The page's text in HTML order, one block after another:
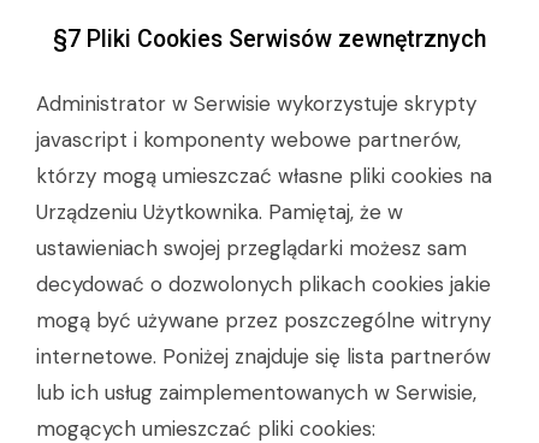
§7 Pliki Cookies Serwisów zewnętrznych
Administrator w Serwisie wykorzystuje skrypty
javascript i komponenty webowe partnerów,
którzy mogą umieszczać własne pliki cookies na
Urządzeniu Użytkownika. Pamiętaj, że w
ustawieniach swojej przeglądarki możesz sam
decydować o dozwolonych plikach cookies jakie
mogą być używane przez poszczególne witryny
internetowe. Poniżej znajduje się lista partnerów
lub ich usług zaimplementowanych w Serwisie,
mogących umieszczać pliki cookies: